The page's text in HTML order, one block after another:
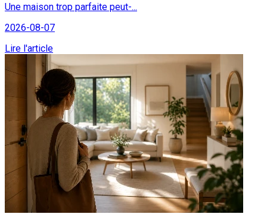
Une maison trop parfaite peut-...
2026-08-07
Lire l'article